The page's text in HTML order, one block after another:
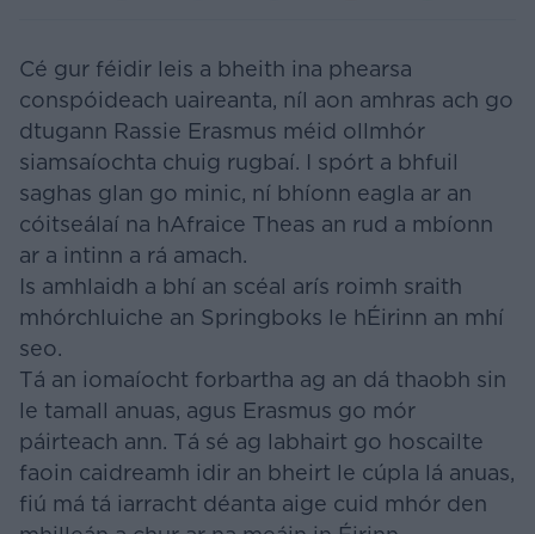
Cé gur féidir leis a bheith ina phearsa
conspóideach uaireanta, níl aon amhras ach go
dtugann Rassie Erasmus méid ollmhór
siamsaíochta chuig rugbaí. I spórt a bhfuil
saghas glan go minic, ní bhíonn eagla ar an
cóitseálaí na hAfraice Theas an rud a mbíonn
ar a intinn a rá amach.
Is amhlaidh a bhí an scéal arís roimh sraith
mhórchluiche an Springboks le hÉirinn an mhí
seo.
Tá an iomaíocht forbartha ag an dá thaobh sin
le tamall anuas, agus Erasmus go mór
páirteach ann. Tá sé ag labhairt go hoscailte
faoin caidreamh idir an bheirt le cúpla lá anuas,
fiú má tá iarracht déanta aige cuid mhór den